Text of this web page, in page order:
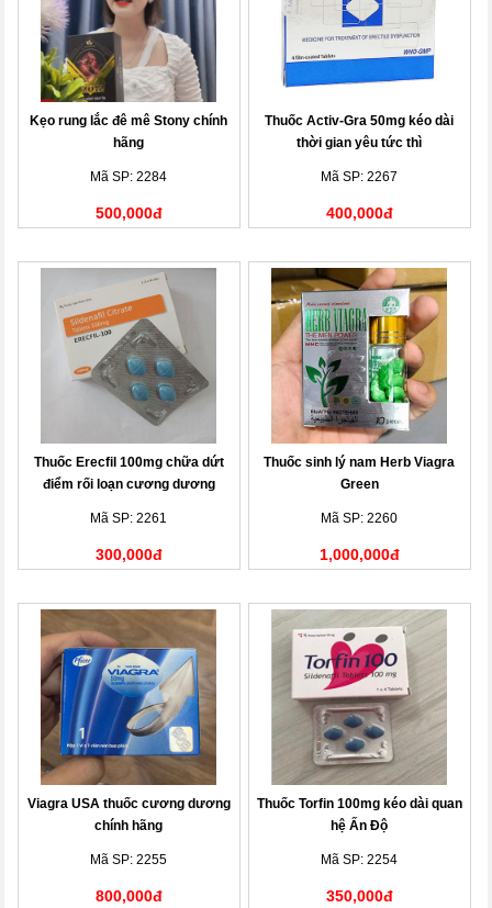
Kẹo rung lắc đê mê Stony chính
hãng
Mã SP: 2284
500,000đ
Thuốc Activ-Gra 50mg kéo dài
thời gian yêu tức thì
Mã SP: 2267
400,000đ
Thuốc Erecfil 100mg chữa dứt
điểm rối loạn cương dương
Mã SP: 2261
300,000đ
Thuốc sinh lý nam Herb Viagra
Green
Mã SP: 2260
1,000,000đ
Viagra USA thuốc cương dương
chính hãng
Mã SP: 2255
800,000đ
Thuốc Torfin 100mg kéo dài quan
hệ Ấn Độ
Mã SP: 2254
350,000đ